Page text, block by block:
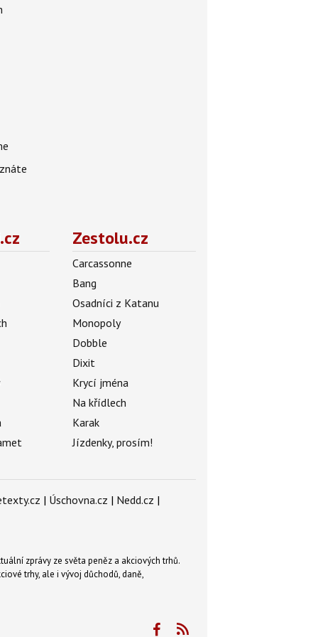
Zestolu.cz
Carcassonne
Bang
Osadníci z Katanu
Monopoly
Dobble
Dixit
Krycí jména
Na křídlech
Karak
Jízdenky, prosím!
| Úschovna.cz | Nedd.cz |
zprávy ze světa peněz a akciových trhů.
trhy, ale i vývoj důchodů, daně,